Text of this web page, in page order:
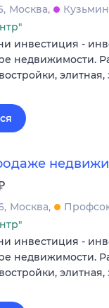
Москва
инвестиция -
недвижимости.
Москва
инвестиция -
недвижимости.